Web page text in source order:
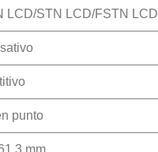
LCD/STN LCD/FSTN LCD
punto
mm